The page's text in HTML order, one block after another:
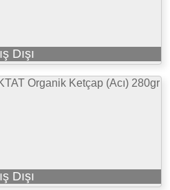
Dışı
Organik Ketçap (Acı) 280gr
Dışı